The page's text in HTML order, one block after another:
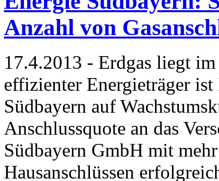
Anzahl von
17.4.2013 - Erdgas liegt
effizienter Energieträger
Südbayern auf
Anschlussquote an das
Südbayern GmbH mit
Hausanschlüssen